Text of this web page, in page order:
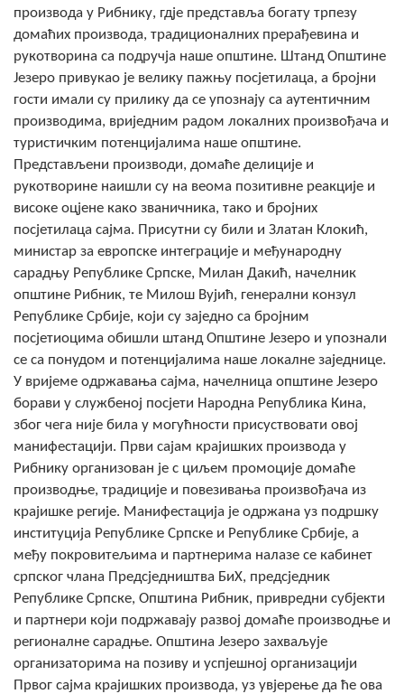
ОПШТИНСКА УПРАВА
ИНФО
Вијести
Активности
Јавни позиви
Обавјештења
Заштита од пожара
COVID 19
Геоистраживања
ФИНАНСИЈЕ
ПРИВРЕДА
Пољопривреда
Туризам
Спорт
ЦИВИЛНА ЗАШТИТА
КОНТАКТ
производа у Рибнику, гд‌је представља богату трпезу
домаћих производа, традиционалних прерађевина и
рукотворина са подручја наше општине. Штанд Општине
Језеро привукао је велику пажњу посјетилаца, а бројни
гости имали су прилику да се упознају са аутентичним
производима, вриједним радом локалних произвођача и
туристичким потенцијалима наше општине.
Представљени производи, домаће делиције и
рукотворине наишли су на веома позитивне реакције и
високе оцјене како званичника, тако и бројних
посјетилаца сајма. Присутни су били и Златан Клокић,
министар за европске интеграције и међународну
сарадњу Републике Српске, Милан Дакић, начелник
општине Рибник, те Милош Вујић, генерални конзул
Републике Србије, који су заједно са бројним
посјетиоцима обишли штанд Општине Језеро и упознали
се са понудом и потенцијалима наше локалне заједнице.
У вријеме одржавања сајма, начелница општине Језеро
борави у службеној посјети Народна Република Кина,
због чега није била у могућности присуствовати овој
манифестацији. Први сајам крајишких производа у
Рибнику организован је с циљем промоције домаће
производње, традиције и повезивања произвођача из
крајишке регије. Манифестација је одржана уз подршку
институција Републике Српске и Републике Србије, а
међу покровитељима и партнерима налазе се кабинет
српског члана Предсједништва БиХ, предсједник
Републике Српске, Општина Рибник, привредни субјекти
и партнери који подржавају развој домаће производње и
регионалне сарадње. Општина Језеро захваљује
организаторима на позиву и успјешној организацији
Првог сајма крајишких производа, уз увјерење да ће ова